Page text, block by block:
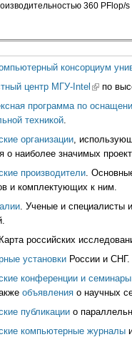
360 PFlop/
консорциум
центр МГУ-Intel (link is
по
программа по
техникой.
организации,
о наиболее значимых
производители.
и комплектующих к ним.
. Ученые и специалисты
российских
установкиРоссии и СНГ.
конференции и семинары
объявленияо научных
публикациио
компьютерные журналыи